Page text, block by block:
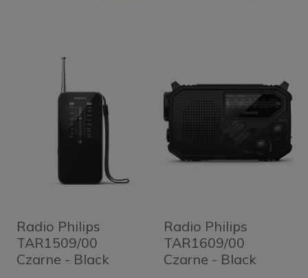
Radio Philips
TAR1509/00
Czarne - Black
Radio Philips
TAR1609/00
Czarne - Black